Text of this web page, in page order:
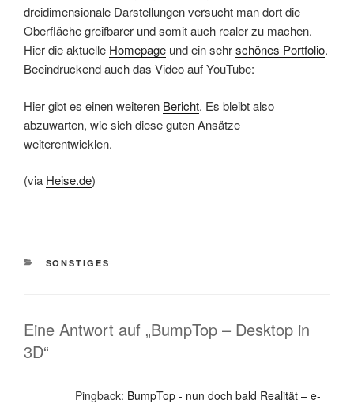
dreidimensionale Darstellungen versucht man dort die
Oberfläche greifbarer und somit auch realer zu machen.
Hier die aktuelle Homepage und ein sehrschönes Portfolio.
Beeindruckend auch das Video auf YouTube:
Hier gibt es einen weiteren Bericht. Es bleibt also
abzuwarten, wie sich diese guten Ansätze
weiterentwicklen.
(via Heise.de)
KATEGORIEN
SONSTIGES
Eine Antwort auf „BumpTop – Desktop in
3D“
Pingback: BumpTop - nun doch bald Realität – e-